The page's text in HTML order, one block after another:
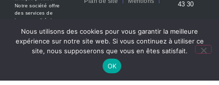
Notre société offre
des services de
haute qualité dans
géomatique.
VALIDEZ
Contactez-nous
43 30
DEVIS
GRATUIT
+
Nous utilisons des cookies pour vous garantir la meilleure
expérience sur notre site web. Si vous continuez à utiliser ce
site, nous supposerons que vous en êtes satisfait.
OK